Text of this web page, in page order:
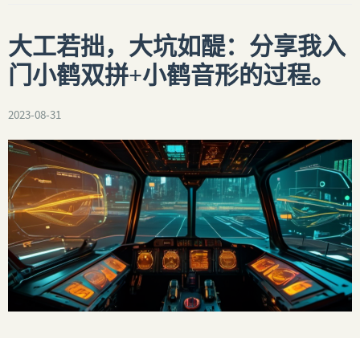
大工若拙，大坑如醍：分享我入
门小鹤双拼+小鹤音形的过程。
2023-08-31